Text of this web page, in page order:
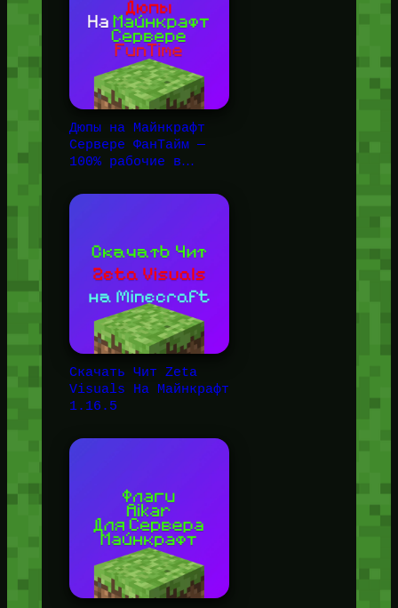
Дюпы на Майнкрафт
Сервере ФанТайм —
100% рабочие в…
Скачать Чит Zeta
Visuals На Майнкрафт
1.16.5